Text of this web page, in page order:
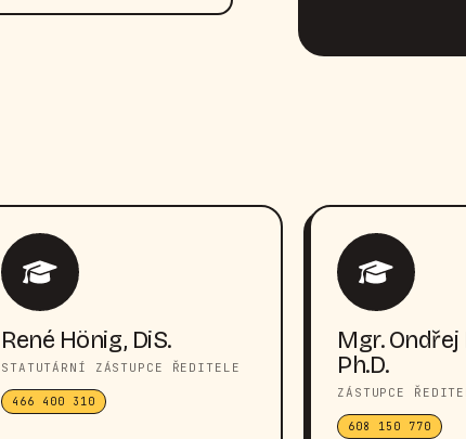
René Hönig, DiS.
STATUTÁRNÍ ZÁSTUPCE ŘEDITELE
466 400 310
Mgr.
Ph.D.
ZÁSTUPCE
608 150 770